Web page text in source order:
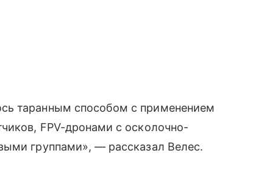
таранным способом с применением
FPV-дронами с осколочно-
группами», — рассказал Велес.